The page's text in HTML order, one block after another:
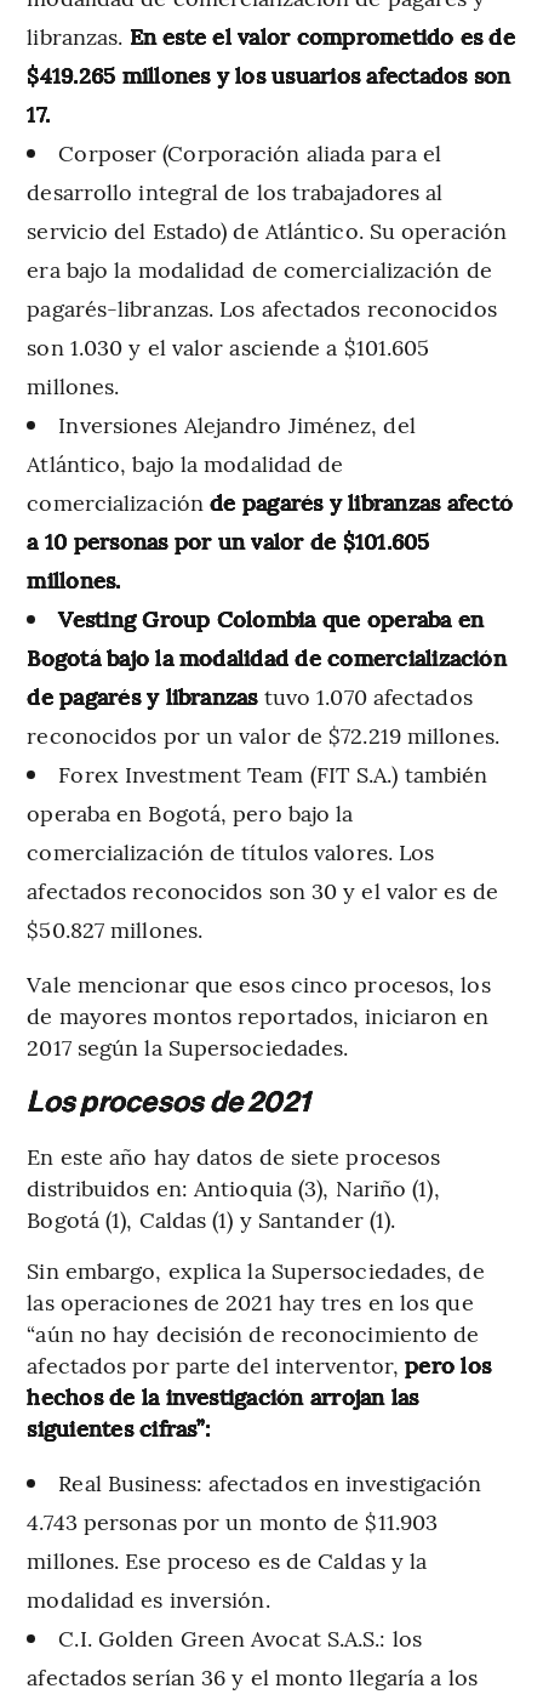
libranzas. En este el valor comprometido es de
$419.265 millones y los usuarios afectados son
17.
Corposer (Corporación aliada para el
desarrollo integral de los trabajadores al
servicio del Estado) de Atlántico. Su operación
era bajo la modalidad de comercialización de
pagarés-libranzas. Los afectados reconocidos
son 1.030 y el valor asciende a $101.605
millones.
Inversiones Alejandro Jiménez, del
Atlántico, bajo la modalidad de
comercializaciónde pagarés y libranzas afectó
a 10 personas por un valor de $101.605
millones.
Vesting Group Colombia que operaba en
Bogotá bajo la modalidad de comercialización
de pagarés y libranzastuvo 1.070 afectados
reconocidos por un valor de $72.219 millones.
Forex Investment Team (FIT S.A.) también
operaba en Bogotá, pero bajo la
comercialización de títulos valores. Los
afectados reconocidos son 30 y el valor es de
$50.827 millones.
Vale mencionar que esos cinco procesos, los
de mayores montos reportados, iniciaron en
2017 según la Supersociedades.
Los procesos de 2021
En este año hay datos de siete procesos
distribuidos en: Antioquia (3), Nariño (1),
Bogotá (1), Caldas (1) y Santander (1).
Sin embargo, explica la Supersociedades, de
las operaciones de 2021 hay tres en los que
“aún no hay decisión de reconocimiento de
afectados por parte del interventor,pero los
hechos de la investigación arrojan las
siguientes cifras”:
Real Business: afectados en investigación
4.743 personas por un monto de $11.903
millones. Ese proceso es de Caldas y la
modalidad es inversión.
C.I. Golden Green Avocat S.A.S.: los
afectados serían 36 y el monto llegaría a los